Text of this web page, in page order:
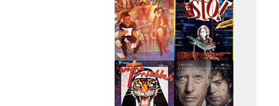
>La ley del deseo
>Qué he hecho yo
para...